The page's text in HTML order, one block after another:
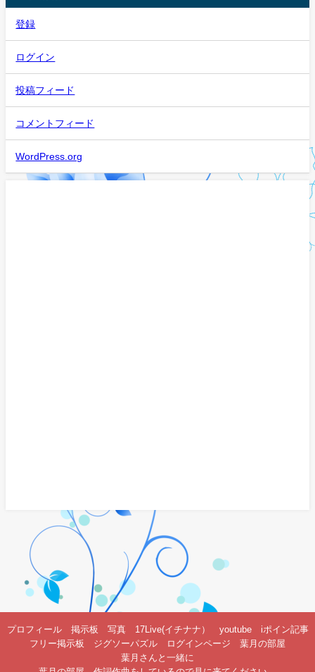
登録
ログイン
投稿フィード
コメントフィード
WordPress.org
プロフィール 掲示板 写真 17Live(イチナナ） youtube
iポイン記事
フリー掲示板
ジグソーパズル ログインページ
葉月の部屋
葉月さんと一緒に